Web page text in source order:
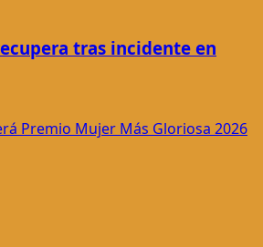
tras incidente en
Premio Mujer Más Gloriosa 2026